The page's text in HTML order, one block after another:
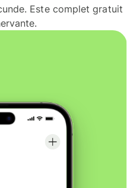
Este complet gratuit